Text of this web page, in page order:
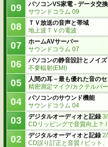
09
パソコンVS家電 - データ交換
サウンドコラム 09
08
ＴＶ放送の音声と帯域
地上波ＴＶの電波
07
ホームAVサーバー
サウンドコラム 07
06
パソコンの静音設計とノイズ
不要輻射(EMI)
05
人間の耳－最も優れた音の
精密測定マイク/カクテルパ
04
パソコンのサウンド機能
サウンドコラム 04
03 デジタルオーディオと記録
CDリッピングで音質向上？
02 デジタルオーディオと記録
CD誤り訂正と音質 / ピット